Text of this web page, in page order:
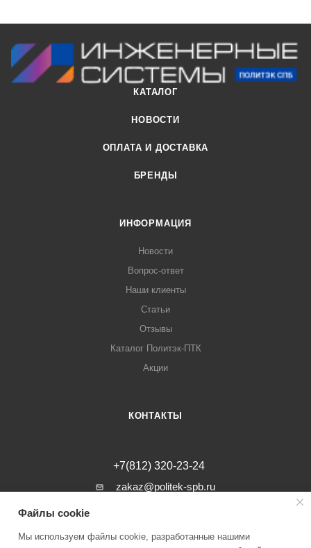
КАТАЛОГ
НОВОСТИ
ОПЛАТА И ДОСТАВКА
БРЕНДЫ
ИНФОРМАЦИЯ
Новости
Вопрос-ответ
Наши клиенты
Статьи
Отзывы
Каталог Политэк-ПТК
Акции
КОНТАКТЫ
+7(812) 320-23-24
zakaz@politek-spb.ru
г. Санкт-Петербург, Минеральная ул, д.
Файлы cookie
Мы используем файлы cookie, разработанные нашими